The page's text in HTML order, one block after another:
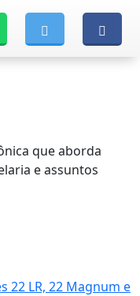
que aborda
e assuntos